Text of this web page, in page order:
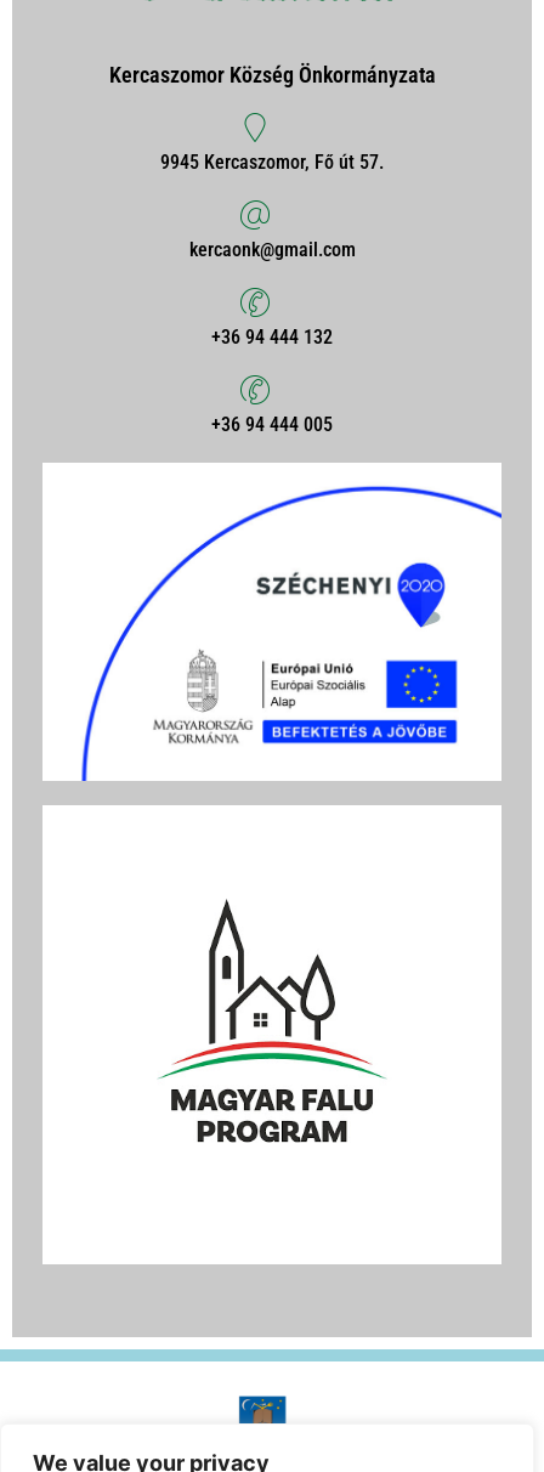
We value your privacy
Kercaszomor Község Önkormányzata
9945 Kercaszomor, Fő út 57.
kercaonk@gmail.com
+36 94 444 132
+36 94 444 005